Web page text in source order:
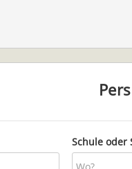
Schule oder